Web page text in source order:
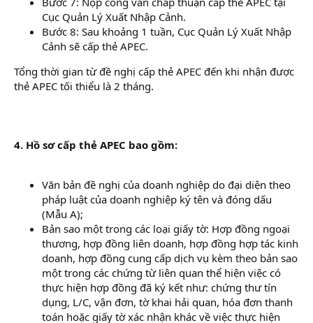
Cục Quản Lý Xuất Nhập Cảnh.
Bước 8: Sau khoảng 1 tuần, Cục Quản Lý Xuất Nhập
Cảnh sẽ cấp thẻ APEC.
Tổng thời gian từ đề nghị cấp thẻ APEC đến khi nhận được
thẻ APEC tối thiểu là 2 tháng.
4. Hồ sơ cấp thẻ APEC bao gồm:
Văn bản đề nghị của doanh nghiệp do đại diện theo
pháp luật của doanh nghiệp ký tên và đóng dấu
(Mẫu A);
Bản sao một trong các loại giấy tờ: Hợp đồng ngoại
thương, hợp đồng liên doanh, hợp đồng hợp tác kinh
doanh, hợp đồng cung cấp dịch vụ kèm theo bản sao
một trong các chứng từ liên quan thể hiện việc có
thực hiện hợp đồng đã ký kết như: chứng thư tín
dụng, L/C, vận đơn, tờ khai hải quan, hóa đơn thanh
toán hoặc giấy tờ xác nhận khác về việc thực hiện